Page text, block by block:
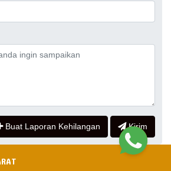
Buat Laporan Kehilangan Kirim